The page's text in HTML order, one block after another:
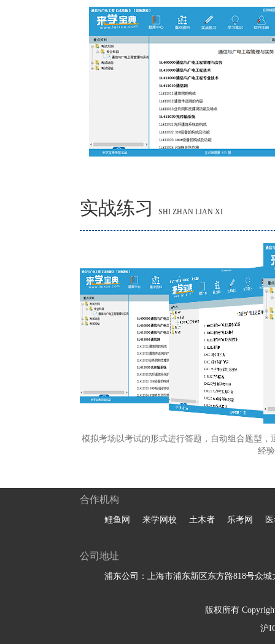
实战练习 SHI ZHAN LIAN XI
模拟考场以考试的形式进行答题，自动组合题型
经
合作机构
鲤鱼网 来学网校 土木者 乐考网
公司地址
浦东公司：上海市浦东新区东方路818号众城
版权所有
沪